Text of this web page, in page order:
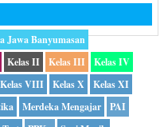
Jawa Banyumasan
Kelas II Kelas III
Kelas IV
Kelas VIII Kelas X
Kelas XI
Merdeka Mengajar
PAI